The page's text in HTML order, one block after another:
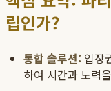
립인가?
통합 솔루션: 입장
하여 시간과 노력